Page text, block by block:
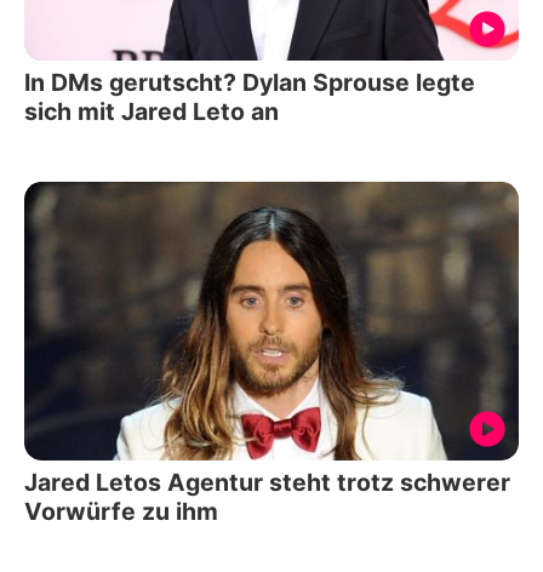
In DMs gerutscht? Dylan Sprouse legte
sich mit Jared Leto an
Jared Letos Agentur steht trotz schwerer
Vorwürfe zu ihm